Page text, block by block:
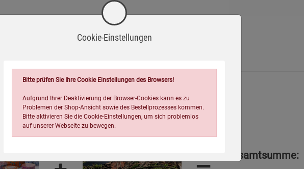
Gesamtsumme:
Cookie-Einstellungen
Bitte prüfen Sie Ihre Cookie Einstellungen des Browsers!
Aufgrund Ihrer Deaktivierung der Browser-Cookies kann es zu
Problemen der Shop-Ansicht sowie des Bestellprozesses kommen.
Bitte aktivieren Sie die Cookie-Einstellungen, um sich problemlos
auf unserer Webseite zu bewegen.